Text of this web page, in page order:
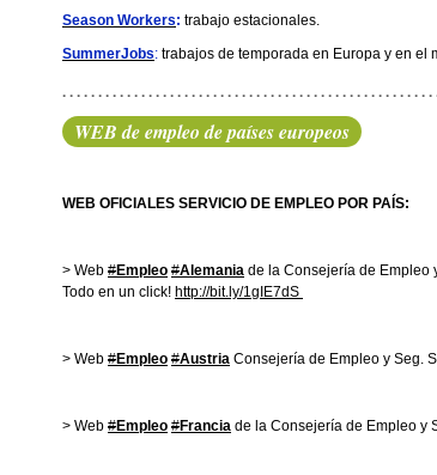
Season Workers: trabajo estacionales.
SummerJobs: trabajos de temporada en Europa y en el
WEB de empleo de países europeos
WEB OFICIALES SERVICIO DE EMPLEO POR PAÍS:
> Web #Empleo #Alemania de la Consejería de Empleo
Todo en un click! http://bit.ly/1gIE7dS
> Web #Empleo #Austria Consejería de Empleo y Seg.
> Web #Empleo #Francia de la Consejería de Empleo y